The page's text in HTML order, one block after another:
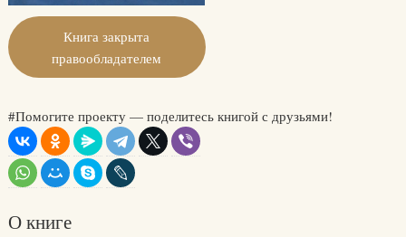
Книга закрыта
правообладателем
#Помогите проекту — поделитесь книгой с друзьями!
О книге